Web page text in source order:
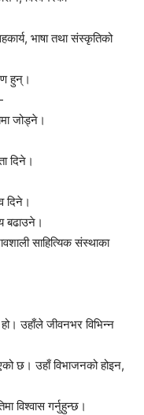
भाषा तथा संस्कृतिको
हुन्।
जोड्ने।
दिने।
दिने।
बढाउने।
साहित्यिक संस्थाका
उहाँले जीवनभर विभिन्न
छ। उहाँ विभाजनको होइन,
विश्वास गर्नुहुन्छ।